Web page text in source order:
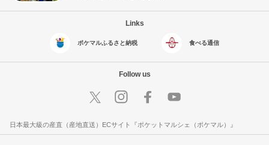
Links
ポケマルふるさと納税 食べる通信
Follow us
日本最大級の産直（産地直送）ECサイト『ポケットマルシェ（ポケマル）』